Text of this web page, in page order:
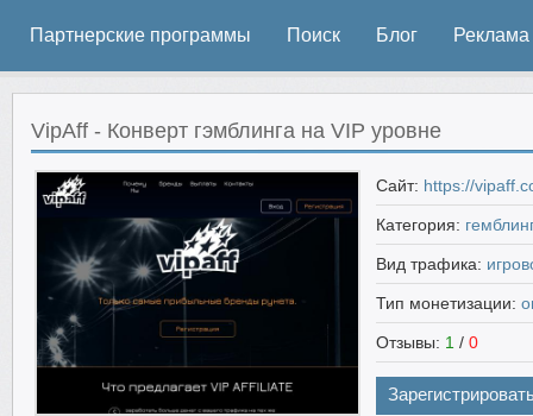
Партнерские программы Поиск Блог Реклама
VipAff - Конверт гэмблинга на VIP уровне
Сайт: https://
Категория:
Вид трафика:
Тип монетизации:
Отзывы: 1 / 0